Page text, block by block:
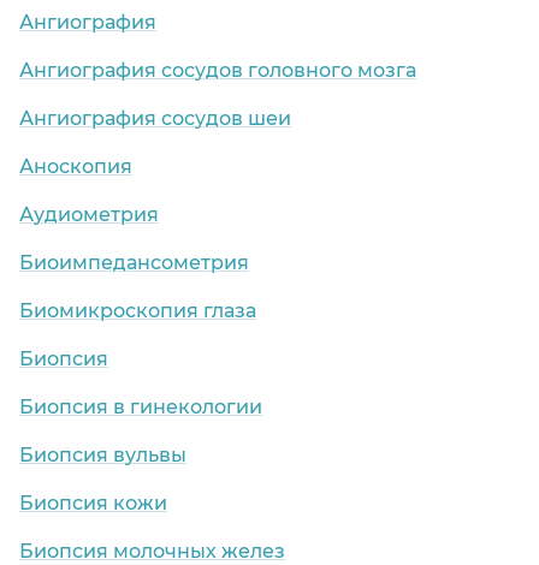
Ангиография
Ангиография сосудов головного мозга
Ангиография сосудов шеи
Аноскопия
Аудиометрия
Биоимпедансометрия
Биомикроскопия глаза
Биопсия
Биопсия в гинекологии
Биопсия вульвы
Биопсия кожи
Биопсия молочных желез